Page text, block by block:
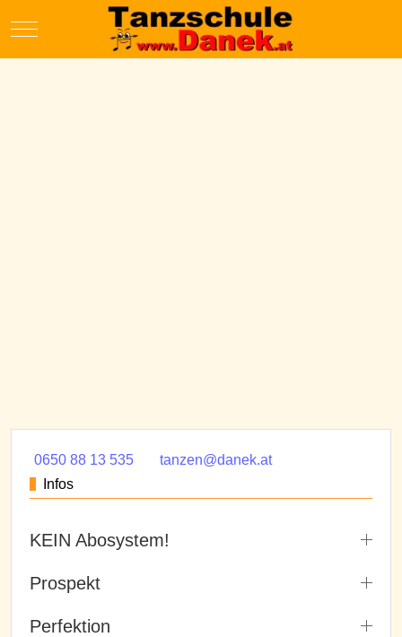
Mobile Menu Toggle
0650 88 13 535
tanzen@danek.at
Infos
KEIN Abosystem!
Prospekt
Perfektion